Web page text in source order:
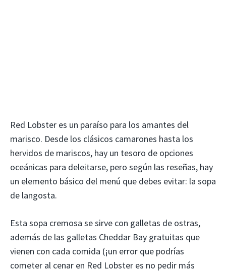
Red Lobster es un paraíso para los amantes del
marisco. Desde los clásicos camarones hasta los
hervidos de mariscos, hay un tesoro de opciones
oceánicas para deleitarse, pero según las reseñas, hay
un elemento básico del menú que debes evitar: la sopa
de langosta.
Esta sopa cremosa se sirve con galletas de ostras,
además de las galletas Cheddar Bay gratuitas que
vienen con cada comida (¡un error que podrías
cometer al cenar en Red Lobster es no pedir más